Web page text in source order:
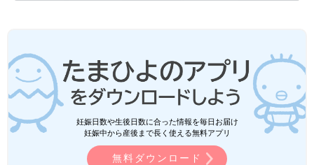
妊娠日数や生後日数に合った情報を毎日お届け
妊娠中から産後まで長く使える無料アプリ
無料ダウンロード